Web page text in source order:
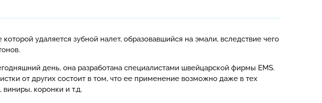
удаляется зубной налет, образовавшийся на эмали, вследствие чего
день, она разработана специалистами швейцарской фирмы EMS.
от других состоит в том, что ее применение возможно даже в тех
коронки и т.д.